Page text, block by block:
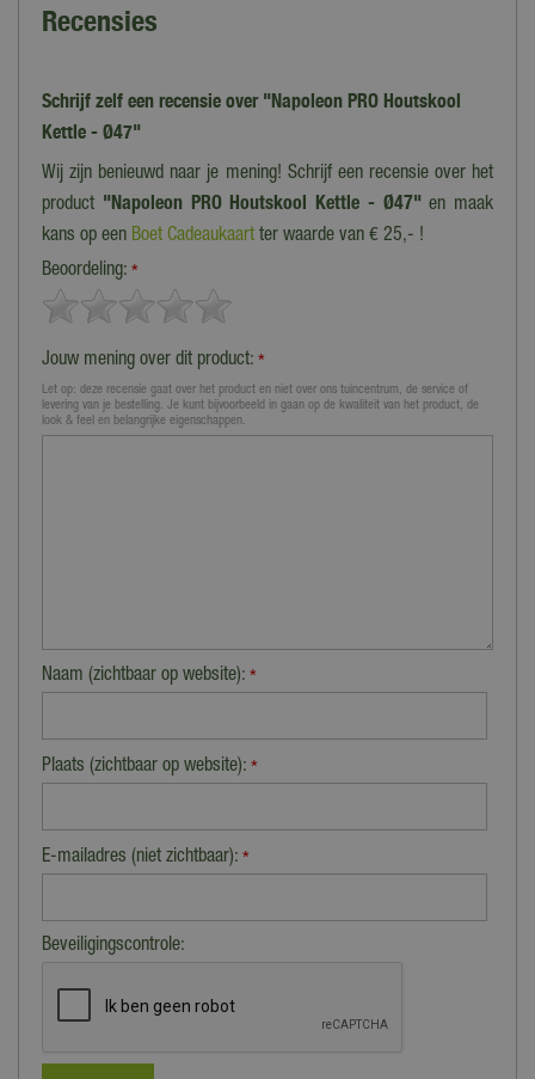
Recensies
Schrijf zelf een recensie over "Napoleon PRO Houtskool
Kettle - Ø47"
Wij zijn benieuwd naar je mening! Schrijf een recensie over het
product "Napoleon PRO Houtskool Kettle - Ø47"en maak
kans op een Boet Cadeaukaart ter waarde van € 25,- !
Beoordeling: *
Jouw mening over dit product: *
Let op: deze recensie gaat over het product en niet over ons tuincentrum, de service of
levering van je bestelling. Je kunt bijvoorbeeld in gaan op de kwaliteit van het product, de
look & feel en belangrijke eigenschappen.
Naam (zichtbaar op website): *
Plaats (zichtbaar op website): *
E-mailadres (niet zichtbaar): *
Beveiligingscontrole: